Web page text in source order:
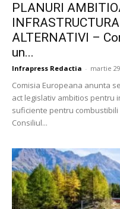
PLANURI
ALTERNATIVI –
un...
Infrapress Redactia - martie
Comisia Europeana anunta
act legislativ ambitios pentru
suficiente pentru
Consiliul...